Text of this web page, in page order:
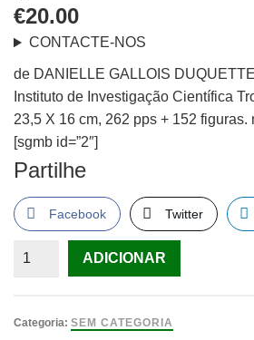
€20.00
CONTACTE-NOS
de DANIELLE GALLOIS DUQUETTE
Instituto de Investigação Científica
23,5 X 16 cm, 262 pps + 152 figuras.
[sgmb id=”2″]
Partilhe
Facebook Twitter
Quantidade
de
ADICIONAR
Categoria: SEM CATEGORIA